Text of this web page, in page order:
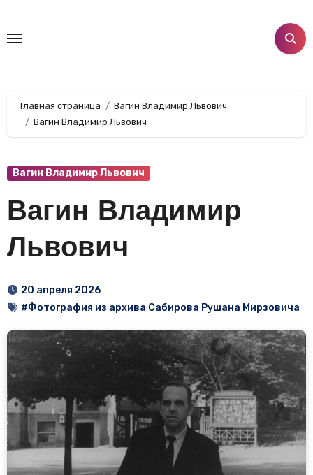
содержанию
Главная страница
Вагин Владимир Львович
Вагин Владимир Львович
Вагин Владимир Львович
Вагин Владимир
Львович
20 апреля 2026
#Фотография из архива Сабирова Рушана Мирзовича